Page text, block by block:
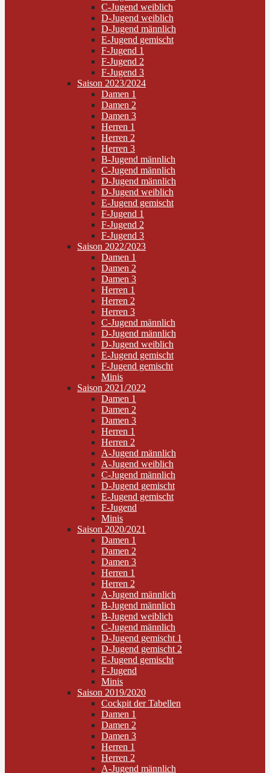
C-Jugend weiblich
D-Jugend weiblich
D-Jugend männlich
E-Jugend gemischt
F-Jugend 1
F-Jugend 2
F-Jugend 3
Saison 2023/2024
Damen 1
Damen 2
Damen 3
Herren 1
Herren 2
Herren 3
B-Jugend männlich
C-Jugend männlich
D-Jugend männlich
D-Jugend weiblich
E-Jugend gemischt
F-Jugend 1
F-Jugend 2
F-Jugend 3
Saison 2022/2023
Damen 1
Damen 2
Damen 3
Herren 1
Herren 2
Herren 3
C-Jugend männlich
D-Jugend männlich
D-Jugend weiblich
E-Jugend gemischt
F-Jugend gemischt
Minis
Saison 2021/2022
Damen 1
Damen 2
Damen 3
Herren 1
Herren 2
A-Jugend männlich
A-Jugend weiblich
C-Jugend männlich
D-Jugend gemischt
E-Jugend gemischt
F-Jugend
Minis
Saison 2020/2021
Damen 1
Damen 2
Damen 3
Herren 1
Herren 2
A-Jugend männlich
B-Jugend männlich
B-Jugend weiblich
C-Jugend männlich
D-Jugend gemischt 1
D-Jugend gemischt 2
E-Jugend gemischt
F-Jugend
Minis
Saison 2019/2020
Cockpit der Tabellen
Damen 1
Damen 2
Damen 3
Herren 1
Herren 2
A-Jugend männlich